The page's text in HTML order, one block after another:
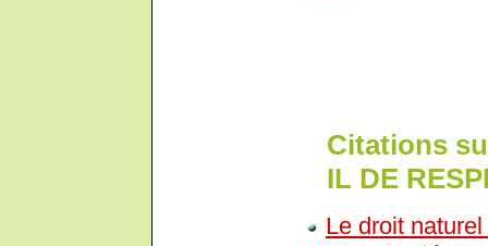
Citations
IL DE
Le droit